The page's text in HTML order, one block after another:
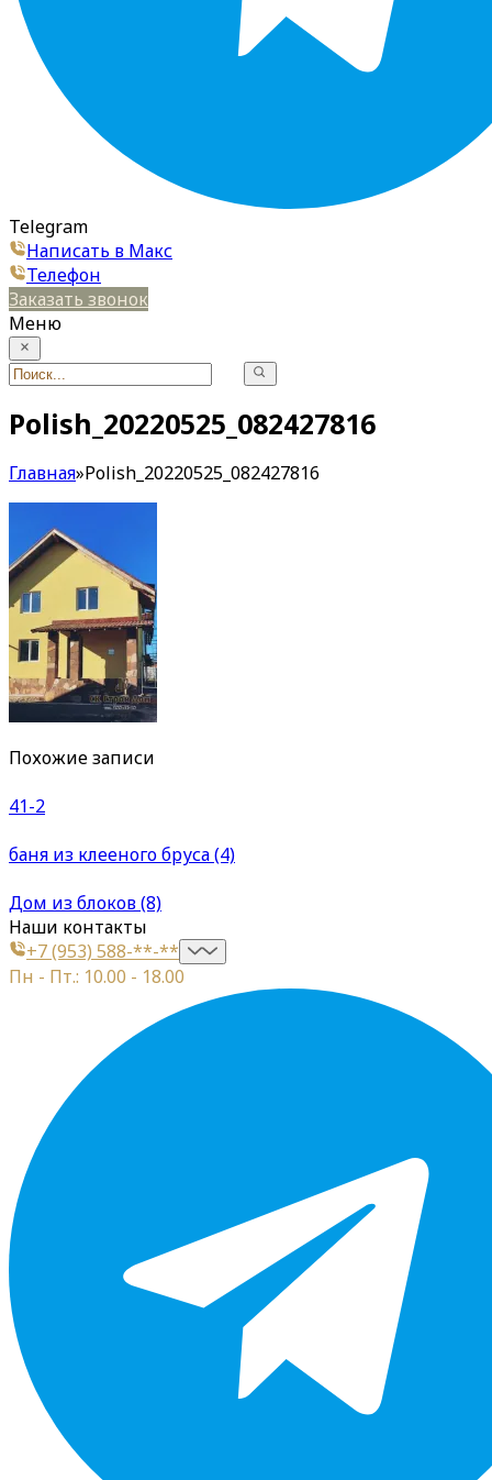
Telegram
Написать в Макс
Телефон
Заказать звонок
Меню
Polish_20220525_082427816
Главная»Polish_20220525_082427816
Похожие записи
41-2
баня из клееного бруса (4)
Дом из блоков (8)
Наши контакты
+7 (953) 588-**-**
Пн - Пт.: 10.00 - 18.00